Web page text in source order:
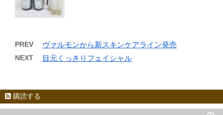
PREV ヴァルモンから新スキンケアライン発売
NEXT 目元くっきりフェイシャル
購読する